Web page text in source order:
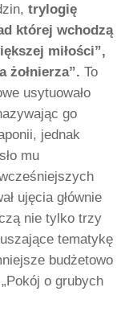
trylogię
której wchodzą
miłości”,
żołnierza”. To
usytuowało
go
jednak
mu
ujęcia głównie
nie tylko trzy
tematykę
budżetowo
o grubych